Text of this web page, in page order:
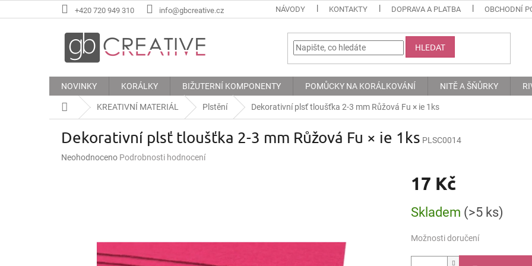
na
+420 720 949 310 info@gbcreative.cz NÁVODY KONTAKTY DOPRAVA A PLATBA OBCHODNÍ
HLEDAT
NOVINKY KORÁLKY BIŽUTERNÍ KOMPONENTY POMŮCKY NA KORÁLKOVÁNÍ NITĚ A ŠŇŮRKY
Domů KREATIVNÍ MATERIÁL Plstění Dekorativní plsť tloušťka 2-3 mm Růžová Fu × ie 1ks
Dekorativní plsť tloušťka 2-3 mm Růžová Fu × ie 1ks PLSC0014
Průměrné
Neohodnoceno Podrobnosti hodnocení
17 Kč
cena:
Skladem (>5 ks)
Možnosti doručení